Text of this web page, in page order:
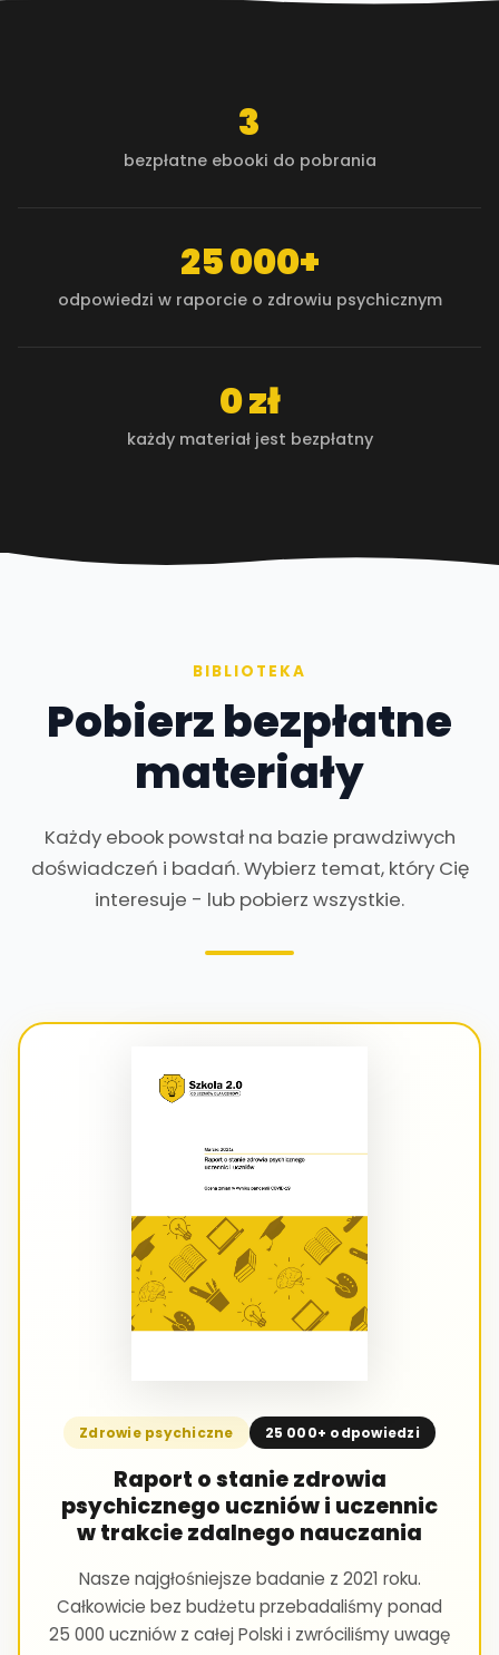
3
bezpłatne ebooki do pobrania
25 000+
odpowiedzi w raporcie o zdrowiu psychicznym
0 zł
każdy materiał jest bezpłatny
BIBLIOTEKA
Pobierz bezpłatne
materiały
Każdy ebook powstał na bazie prawdziwych
doświadczeń i badań. Wybierz temat, który Cię
interesuje - lub pobierz wszystkie.
Zdrowie psychiczne 25 000+ odpowiedzi
Raport o stanie zdrowia
psychicznego uczniów i uczennic
w trakcie zdalnego nauczania
Nasze najgłośniejsze badanie z 2021 roku.
Całkowicie bez budżetu przebadaliśmy ponad
25 000 uczniów z całej Polski i zwróciliśmy uwagę